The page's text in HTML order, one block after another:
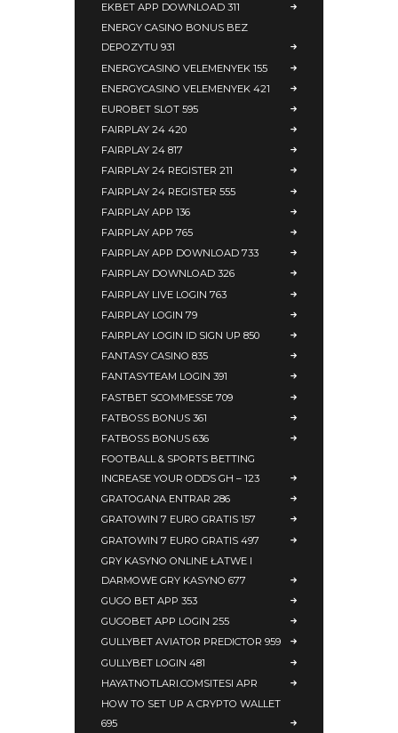
EKBET APP DOWNLOAD 311
ENERGY CASINO BONUS BEZ
DEPOZYTU 931
ENERGYCASINO VELEMENYEK 155
ENERGYCASINO VELEMENYEK 421
EUROBET SLOT 595
FAIRPLAY 24 420
FAIRPLAY 24 817
FAIRPLAY 24 REGISTER 211
FAIRPLAY 24 REGISTER 555
FAIRPLAY APP 136
FAIRPLAY APP 765
FAIRPLAY APP DOWNLOAD 733
FAIRPLAY DOWNLOAD 326
FAIRPLAY LIVE LOGIN 763
FAIRPLAY LOGIN 79
FAIRPLAY LOGIN ID SIGN UP 850
FANTASY CASINO 835
FANTASYTEAM LOGIN 391
FASTBET SCOMMESSE 709
FATBOSS BONUS 361
FATBOSS BONUS 636
FOOTBALL & SPORTS BETTING
INCREASE YOUR ODDS GH – 123
GRATOGANA ENTRAR 286
GRATOWIN 7 EURO GRATIS 157
GRATOWIN 7 EURO GRATIS 497
GRY KASYNO ONLINE ŁATWE I
DARMOWE GRY KASYNO 677
GUGO BET APP 353
GUGOBET APP LOGIN 255
GULLYBET AVIATOR PREDICTOR 959
GULLYBET LOGIN 481
HAYATNOTLARI.COMSITESI APR
HOW TO SET UP A CRYPTO WALLET
695